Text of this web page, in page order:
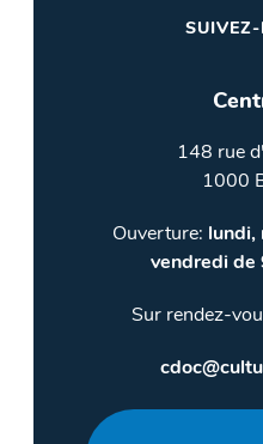
148 rue
1000
Ouverture: lundi,
vendredi de
Sur rendez-